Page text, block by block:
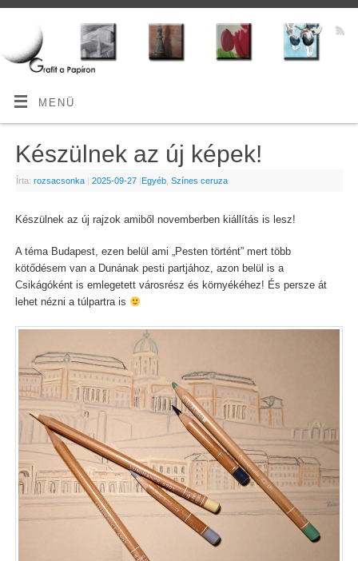
MENÜ
Készülnek az új képek!
Írta: rozsacsonka | 2025-09-27 |Egyéb, Színes ceruza
Készülnek az új rajzok amiből novemberben kiállítás is lesz!
A téma Budapest, ezen belül ami „Pesten történt” mert több
kötődésem van a Dunának pesti partjához, azon belül is a
Csikágóként is emlegetett városrész és környékéhez! És persze át
lehet nézni a túlpartra is